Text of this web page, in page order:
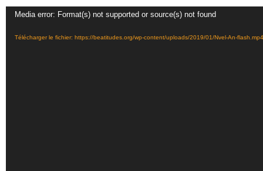
Lecteur
Media error: Format(s) not supported or source(s) not found
Télécharger le fichier: https://beatitudes.org/wp-content/uploads/2019/01/Nvel-An-